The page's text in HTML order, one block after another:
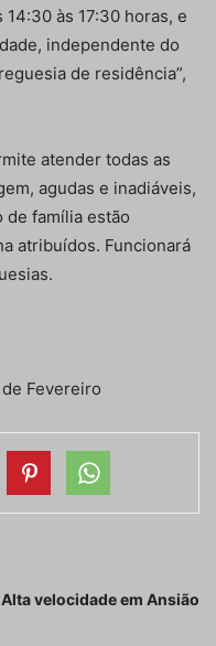
às 17:30 horas, e
independente do
de residência”,
atender todas as
agudas e inadiáveis,
família estão
atribuídos. Funcionará
Fevereiro
Alta velocidade em Ansião